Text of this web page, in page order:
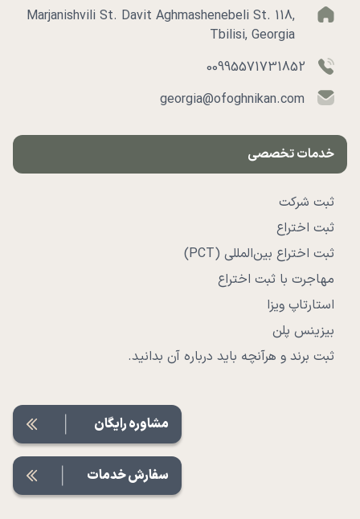
Marjanishvili St. Davit Aghmashenebeli St. 118,
Tbilisi, Georgia
00995571731852
georgia@ofoghnikan.com
خدمات تخصصی
ثبت شرکت
ثبت اختراع
ثبت اختراع بین‌المللی (PCT)
مهاجرت با ثبت اختراع
استارتاپ ویزا
بیزینس پلن
ثبت برند و هرآنچه باید درباره آن بدانید.
مشاوره رایگان
سفارش خدمات